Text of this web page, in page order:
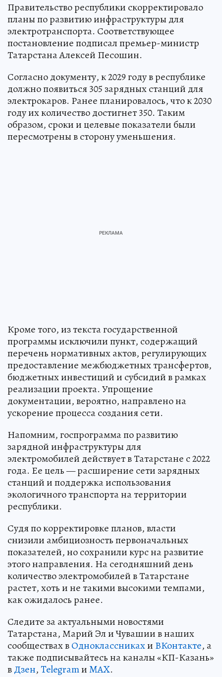
Правительство республики скорректировало
планы по развитию инфраструктуры для
электротранспорта. Соответствующее
постановление подписал премьер-министр
Татарстана Алексей Песошин.
Согласно документу, к 2029 году в республике
должно появиться 305 зарядных станций для
электрокаров. Ранее планировалось, что к 2030
году их количество достигнет 350. Таким
образом, сроки и целевые показатели были
пересмотрены в сторону уменьшения.
Кроме того, из текста государственной
программы исключили пункт, содержащий
перечень нормативных актов, регулирующих
предоставление межбюджетных трансфертов,
бюджетных инвестиций и субсидий в рамках
реализации проекта. Упрощение
документации, вероятно, направлено на
ускорение процесса создания сети.
Напомним, госпрограмма по развитию
зарядной инфраструктуры для
электромобилей действует в Татарстане с 2022
года. Ее цель — расширение сети зарядных
станций и поддержка использования
экологичного транспорта на территории
республики.
Судя по корректировке планов, власти
снизили амбициозность первоначальных
показателей, но сохранили курс на развитие
этого направления. На сегодняшний день
количество электромобилей в Татарстане
растет, хоть и не такими высокими темпами,
как ожидалось ранее.
Следите за актуальными новостями
Татарстана, Марий Эл и Чувашии в наших
сообществах вОдноклассникахи ВКонтакте, а
также подписывайтесь на каналы «КП-Казань»
вДзен,TelegramиMAX.